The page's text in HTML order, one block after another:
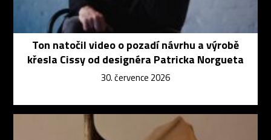
Ton natočil video o pozadí návrhu a výrobě
křesla Cissy od designéra Patricka Norgueta
30. července 2026